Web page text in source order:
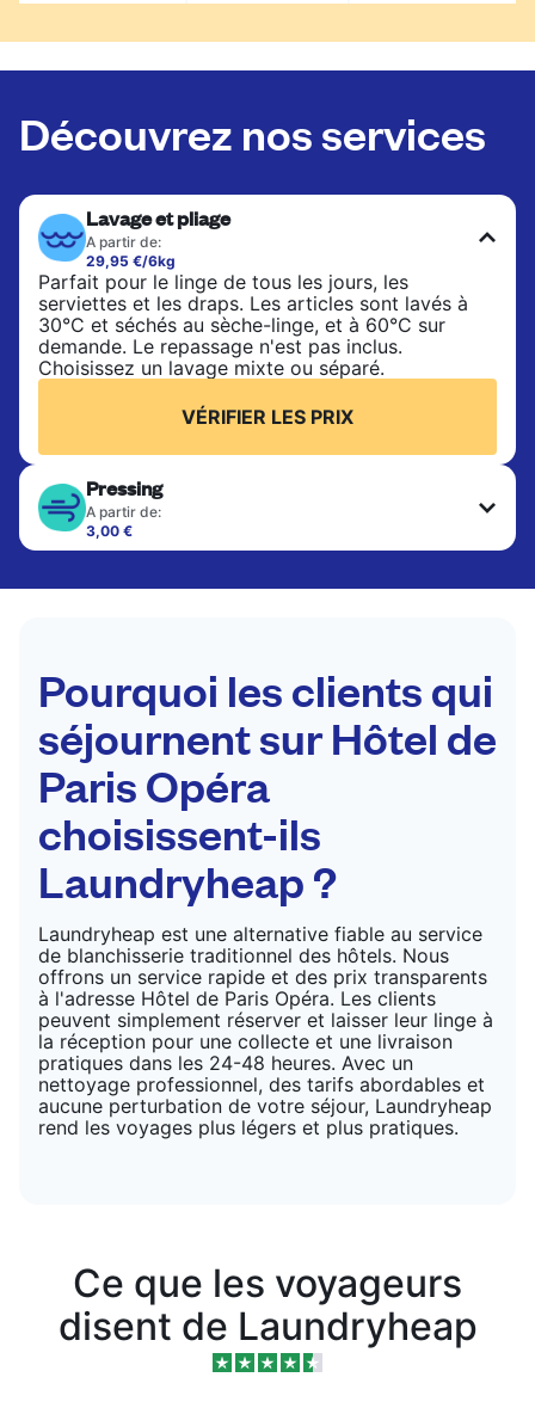
Découvrez nos services
Lavage et pliage
A partir de:
29,95 €/6kg
Parfait pour le linge de tous les jours, les
serviettes et les draps. Les articles sont lavés à
30°C et séchés au sèche-linge, et à 60°C sur
demande. Le repassage n'est pas inclus.
Choisissez un lavage mixte ou séparé.
VÉRIFIER LES PRIX
Pressing
A partir de:
3,00 €
Les articles délicats sont nettoyés à sec et finis
costumes, les robes, les manteaux et les tissus
VÉRIFIER LES PRIX
Pourquoi les clients qui
séjournent sur Hôtel de
Paris Opéra
choisissent-ils
Laundryheap ?
Laundryheap est une alternative fiable au service
de blanchisserie traditionnel des hôtels. Nous
offrons un service rapide et des prix transparents
à l'adresse Hôtel de Paris Opéra. Les clients
peuvent simplement réserver et laisser leur linge à
la réception pour une collecte et une livraison
pratiques dans les 24-48 heures. Avec un
nettoyage professionnel, des tarifs abordables et
aucune perturbation de votre séjour, Laundryheap
rend les voyages plus légers et plus pratiques.
Ce que les voyageurs
disent de Laundryheap